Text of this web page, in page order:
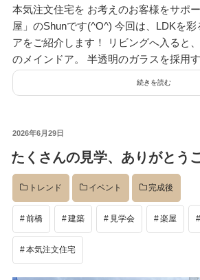
本気注文住宅を お考えのお客様をサポ
屋」のShunです(^O^) 今回は、LDKを
アをご紹介します！ リビングへ入ると
のメインドア。 半透明のガラスを採用
続きを読む
投
日:
2026年6月29日
たくさんの見学、ありがとう
トレンド イベント 完成後
前橋 建築 見学会 楽屋
本気注文住宅